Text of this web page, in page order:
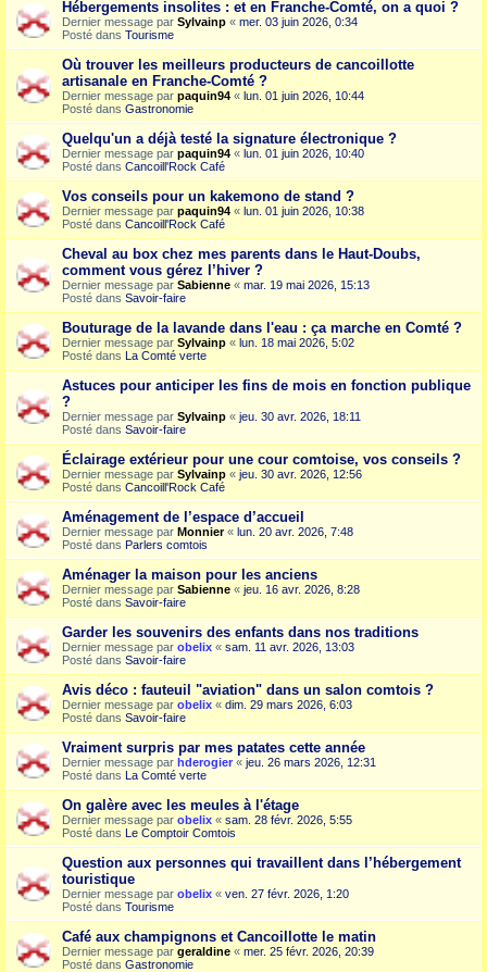
Hébergements insolites : et en Franche-Comté, on a quoi ?
Dernier message par Sylvainp « mer. 03 juin 2026, 0:34
Posté dans Tourisme
Où trouver les meilleurs producteurs de cancoillotte
artisanale en Franche-Comté ?
Dernier message par paquin94 « lun. 01 juin 2026, 10:44
Posté dans Gastronomie
Quelqu'un a déjà testé la signature électronique ?
Dernier message par paquin94 « lun. 01 juin 2026, 10:40
Posté dans Cancoill'Rock Café
Vos conseils pour un kakemono de stand ?
Dernier message par paquin94 « lun. 01 juin 2026, 10:38
Posté dans Cancoill'Rock Café
Cheval au box chez mes parents dans le Haut-Doubs,
comment vous gérez l’hiver ?
Dernier message par Sabienne « mar. 19 mai 2026, 15:13
Posté dans Savoir-faire
Bouturage de la lavande dans l'eau : ça marche en Comté ?
Dernier message par Sylvainp « lun. 18 mai 2026, 5:02
Posté dans La Comté verte
Astuces pour anticiper les fins de mois en fonction publique
?
Dernier message par Sylvainp « jeu. 30 avr. 2026, 18:11
Posté dans Savoir-faire
Éclairage extérieur pour une cour comtoise, vos conseils ?
Dernier message par Sylvainp « jeu. 30 avr. 2026, 12:56
Posté dans Cancoill'Rock Café
Aménagement de l’espace d’accueil
Dernier message par Monnier« lun. 20 avr. 2026, 7:48
Posté dans Parlers comtois
Aménager la maison pour les anciens
Dernier message par Sabienne « jeu. 16 avr. 2026, 8:28
Posté dans Savoir-faire
Garder les souvenirs des enfants dans nos traditions
Dernier message par obelix « sam. 11 avr. 2026, 13:03
Posté dans Savoir-faire
Avis déco : fauteuil "aviation" dans un salon comtois ?
Dernier message par obelix « dim. 29 mars 2026, 6:03
Posté dans Savoir-faire
Vraiment surpris par mes patates cette année
Dernier message par hderogier « jeu. 26 mars 2026, 12:31
Posté dans La Comté verte
On galère avec les meules à l'étage
Dernier message par obelix « sam. 28 févr. 2026, 5:55
Posté dans Le Comptoir Comtois
Question aux personnes qui travaillent dans l’hébergement
touristique
Dernier message par obelix « ven. 27 févr. 2026, 1:20
Posté dans Tourisme
Café aux champignons et Cancoillotte le matin
Dernier message par geraldine « mer. 25 févr. 2026, 20:39
Posté dans Gastronomie